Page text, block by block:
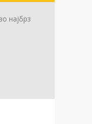
најбрз